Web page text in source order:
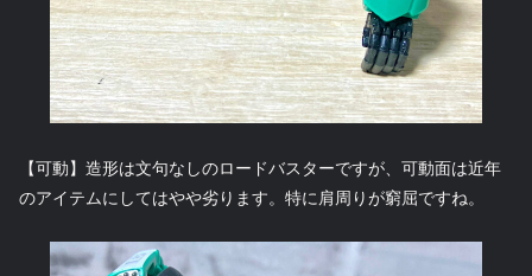
【可動】造形は文句なしのロードバスターですが、可動面は近年
のアイテムにしてはやや劣ります。特に肩周りが窮屈ですね。